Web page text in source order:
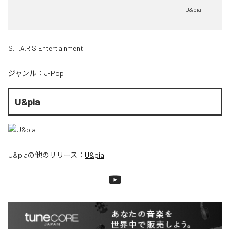
U&pia
S.T.A.R.S Entertainment
ジャンル： J-Pop
U&pia
U&piaの他のリリース： U&pia